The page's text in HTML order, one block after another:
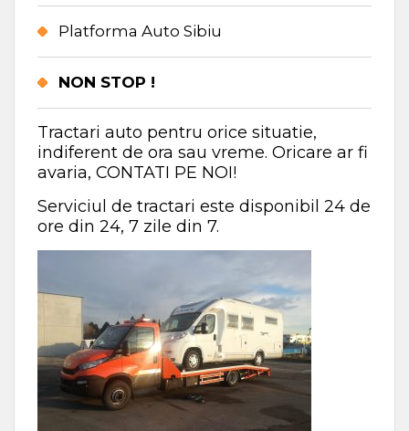
Platforma Auto Sibiu
NON STOP !
Tractari auto pentru orice situatie,
indiferent de ora sau vreme. Oricare ar fi
avaria, CONTATI PE NOI!
Serviciul de tractari este disponibil 24 de
ore din 24, 7 zile din 7.